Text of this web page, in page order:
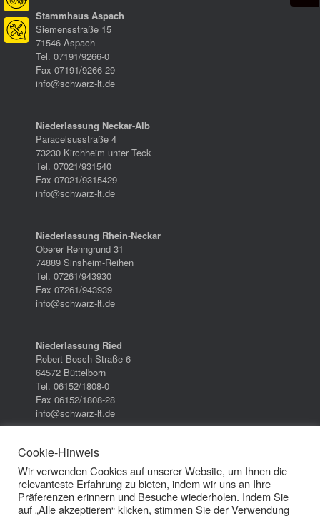
Stammhaus Aspach
Siemensstraße 15
71546 Aspach
Tel. 07191/9266-0
Fax 07191/9266-29
info@schwarz-lt.de
Niederlassung Neckar-Alb
Paracelsusstraße 4
73230 Kirchheim unter Teck
Tel. 07021/931540
Fax 07021/9315429
info@schwarz-lt.de
Niederlassung Rhein-Neckar
Oberer Renngrund 31
74889 Sinsheim-Reihen
Tel. 07261/943930
Fax 07261/943939
info@schwarz-lt.de
Niederlassung Ried
Robert-Bosch-Straße 6
64572 Büttelborn
Tel. 06152/1808-0
Fax 06152/1808-28
info@schwarz-lt.de
Datenschutzerklärung/Impressum/AGB
Cookie-Hinweis
Wir verwenden Cookies auf unserer Website, um Ihnen die
relevanteste Erfahrung zu bieten, indem wir uns an Ihre
Präferenzen erinnern und Besuche wiederholen. Indem Sie
auf „Alle akzeptieren“ klicken, stimmen Sie der Verwendung